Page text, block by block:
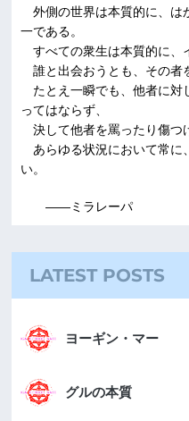
外側の世界は本質的に、は
一である。
すべての衆生は本質的に、
誰と出会おうとも、その者
たとえ一瞬でも、他者に対
ってはならず、
決して他者を罵ったり傷つ
あらゆる状況において常に
い。
――ミラレーパ
LATEST POSTS
ヨーギン・マー
グルの本質